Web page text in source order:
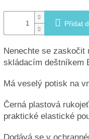
Přidat
Nenechte se zaskočit
skládacím deštníkem
Má veselý potisk na
Černá plastová
praktické elastické